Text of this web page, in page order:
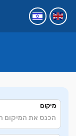
מיקום